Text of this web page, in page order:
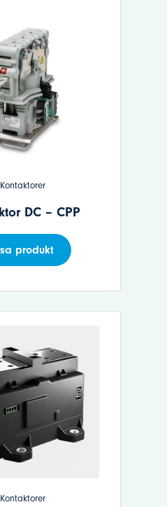
Kontaktorer
DC – CPP
produkt
Kontaktorer